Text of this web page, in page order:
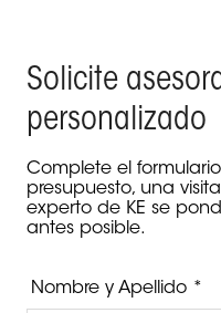
Solicite
personalizado
Complete el
presupuesto, una
experto de KE se
antes posible.
Nombre y Apellido *